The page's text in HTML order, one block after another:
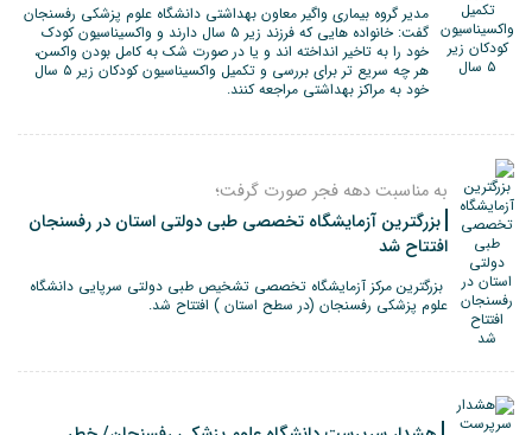
مدیر گروه بیماری واگیر معاون بهداشتی دانشگاه علوم پزشکی رفسنجان
گفت: خانواده هایی که فرزند زیر ۵ سال دارند و واکسیناسیون کودک
خود را به تاخیر انداخته اند و یا در صورت شک به کامل بودن واکسن،
هر چه سریع تر برای بررسی و تکمیل واکسیناسیون کودکان زیر ۵ سال
خود به مراکز بهداشتی مراجعه کنند.
به مناسبت دهه فجر صورت گرفت؛
بزرگترین آزمایشگاه تخصصی طبی دولتی استان در رفسنجان
افتتاح شد
بزرگترین مرکز آزمایشگاه تخصصی تشخیص طبی دولتی سرپایی دانشگاه
علوم پزشکی رفسنجان (در سطح استان ) افتتاح شد.